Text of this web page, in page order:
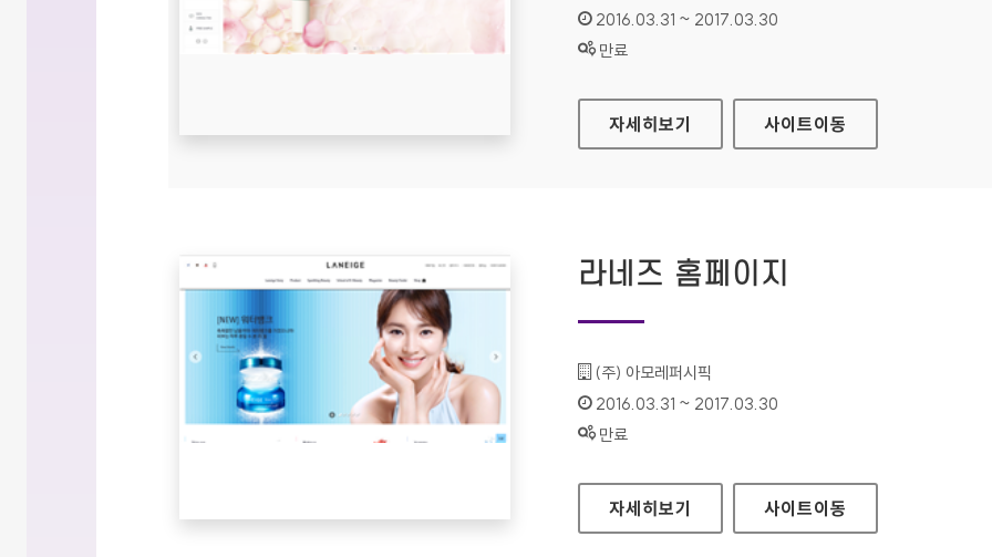
인증기간 :
2016.03.31 ~ 2017.03.30
상태 :
만료
리리코스 마린에너지 홈페이지
자세히보기 사이트이동
라네즈 홈페이지
기관명 :
(주) 아모레퍼시픽
인증기간 :
2016.03.31 ~ 2017.03.30
상태 :
만료
라네즈 홈페이지
자세히보기 사이트이동